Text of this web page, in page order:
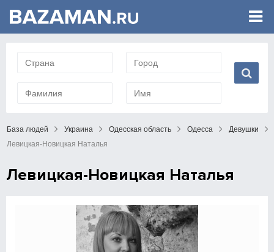
База людей Украина Одесская область Одесса
Девушки
Левицкая-Новицкая Наталья
Левицкая-Новицкая Наталья